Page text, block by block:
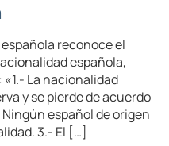
reconoce el
española,
La nacionalidad
y se pierde de acuerdo
español de origen
3.- El […]